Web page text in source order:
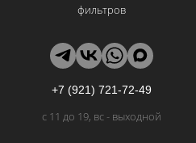
фильтров
+7 (921) 721-72-49
с 11 до 19, вс - выходной